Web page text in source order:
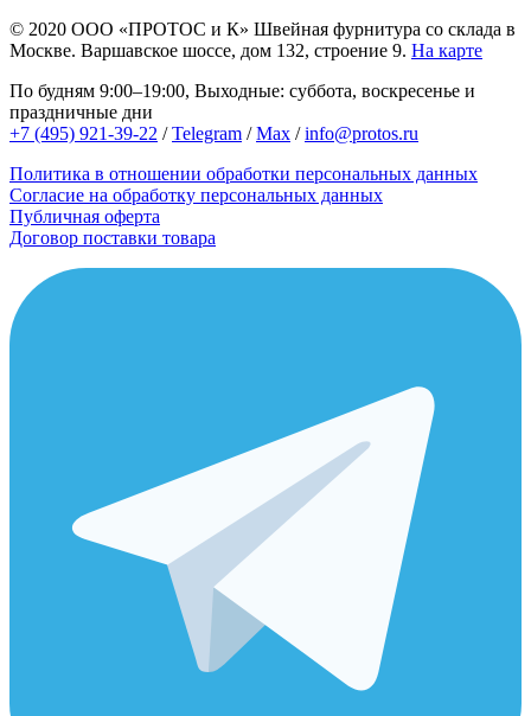
© 2020 ООО «ПРОТОС и К» Швейная фурнитура со склада в
Москве. Варшавское шоссе, дом 132, строение 9. На карте
По будням 9:00–19:00, Выходные: суббота, воскресенье и
праздничные дни
+7 (495) 921-39-22 /Telegram /Max /info@protos.ru
Политика в отношении обработки персональных данных
Согласие на обработку персональных данных
Публичная оферта
Договор поставки товара